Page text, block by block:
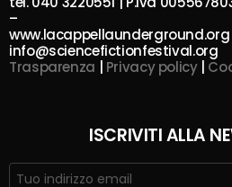
–
www.lacappellaunderground.org
info@sciencefictionfestival.org
Trasparenza
Privacy policy|
ISCRIVITI ALLA